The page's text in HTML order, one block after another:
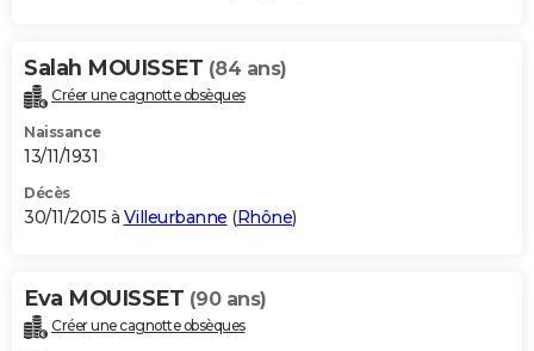
Salah MOUISSET (84 ans)
Créer une cagnotte obsèques
Naissance
13/11/1931
Décès
30/11/2015 à Villeurbanne (Rhône)
Eva MOUISSET (90 ans)
Créer une cagnotte obsèques